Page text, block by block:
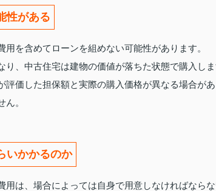
性がある
用を含めてローンを組めない可能性があります。
り、中古住宅は建物の価値が落ちた状態で購入しま
評価した担保額と実際の購入価格が異なる場合が
ん。
いかかるのか
用は、場合によっては自身で用意しなければなら